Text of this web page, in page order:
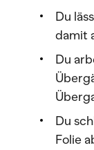
Du
damit
Du
Du
Folie